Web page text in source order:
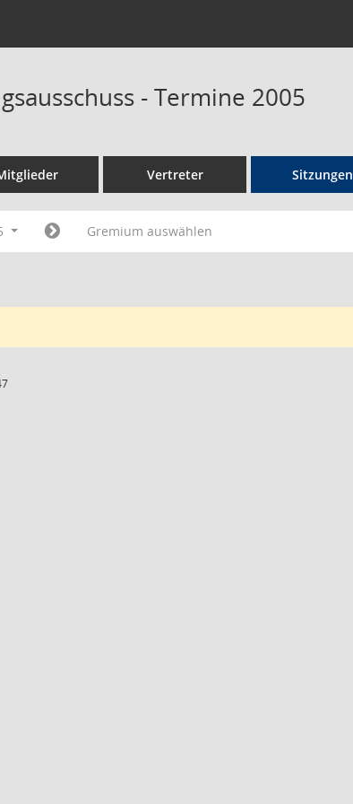
- Termine 2005
Vertreter Sitzungen
Gremium auswählen